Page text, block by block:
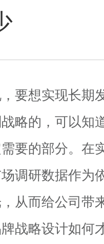
要想实现长期
略的，可以知
要的部分。在
调研数据作为
从而给公司带
战略设计如何